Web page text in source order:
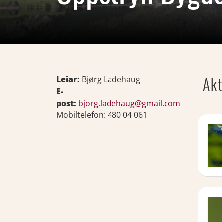
Leiar: Bjørg Ladehaug
E-
post: bjorg.ladehaug@gmail.com
Mobiltelefon: 480 04 061